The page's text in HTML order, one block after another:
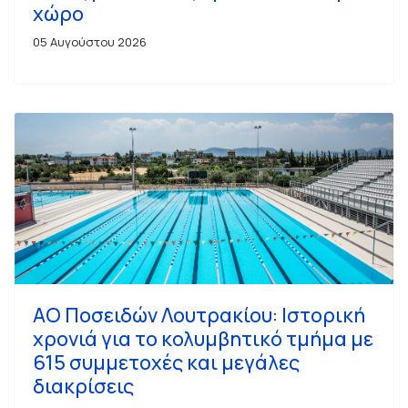
χώρο
05 Αυγούστου 2026
ΑΟ Ποσειδών Λουτρακίου: Ιστορική
χρονιά για το κολυμβητικό τμήμα με
615 συμμετοχές και μεγάλες
διακρίσεις